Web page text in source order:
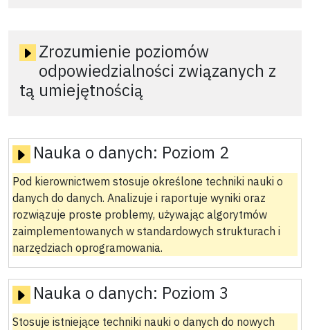
Zrozumienie poziomów
odpowiedzialności związanych z
tą umiejętnością
Nauka o danych: Poziom 2
Pod kierownictwem stosuje określone techniki nauki o
danych do danych. Analizuje i raportuje wyniki oraz
rozwiązuje proste problemy, używając algorytmów
zaimplementowanych w standardowych strukturach i
narzędziach oprogramowania.
Nauka o danych: Poziom 3
Stosuje istniejące techniki nauki o danych do nowych